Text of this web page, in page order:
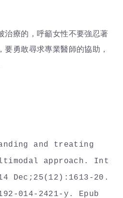
治療的，呼籲女性不要強忍著
勇敢尋求專業醫師的協助，
and treating
approach. Int
Dec;25(12):1613-20.
014-2421-y. Epub